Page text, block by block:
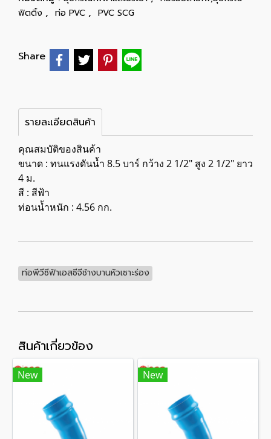
ฟิตติ้ง , ท่อ PVC , PVC SCG
Share
รายละเอียดสินค้า
คุณสมบัติของสินค้า
ขนาด : ทนแรงดันน้ำ 8.5 บาร์ กว้าง 2 1/2" สูง 2 1/2" ยาว
4 ม.
สี : สีฟ้า
ท่อนน้ำหนัก : 4.56 กก.
ท่อพีวีซีฟ้าเอสซีจีช้างบานหัวเซาะร่อง
สินค้าเกี่ยวข้อง
New New